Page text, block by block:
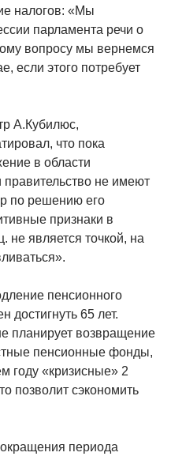
налогов: «Мы
парламента речи о
вопросу мы вернемся
если этого потребует
А.Кубилюс,
что пока
в области
не имеют
по решению его
признаки в
не является точкой, на
пенсионного
достигнуть 65 лет.
планирует возвращение
пенсионные фонды,
году «кризисные» 2
позволит сэкономить
периода